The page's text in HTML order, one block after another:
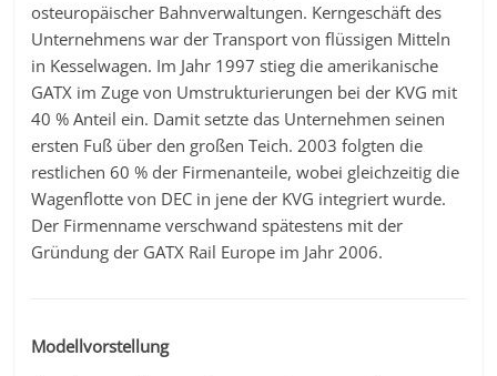
osteuropäischer Bahnverwaltungen. Kerngeschäft des
Unternehmens war der Transport von flüssigen Mitteln
in Kesselwagen. Im Jahr 1997 stieg die amerikanische
GATX im Zuge von Umstrukturierungen bei der KVG mit
40 % Anteil ein. Damit setzte das Unternehmen seinen
ersten Fuß über den großen Teich. 2003 folgten die
restlichen 60 % der Firmenanteile, wobei gleichzeitig die
Wagenflotte von DEC in jene der KVG integriert wurde.
Der Firmenname verschwand spätestens mit der
Gründung der GATX Rail Europe im Jahr 2006.
Modellvorstellung